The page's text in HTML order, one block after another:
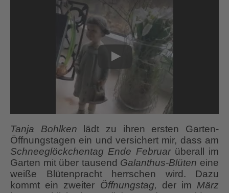
Tanja Bohlken lädt zu ihren ersten Garten-
Öffnungstagen ein und versichert mir, dass am
Schneeglöckchentag Ende Februarüberall im
Garten mit über tausend Galanthus-Blüten eine
weiße Blütenpracht herrschen wird. Dazu
kommt ein zweiter Öffnungstag, der im März